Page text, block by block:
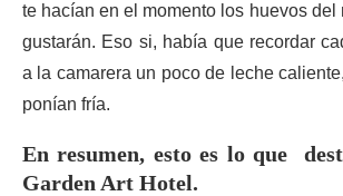
te hacían en el momento los huevos del
gustarán. Eso si, había que recordar
a la camarera un poco de leche
ponían fría.
En resumen, esto es lo que
Garden Art Hotel.